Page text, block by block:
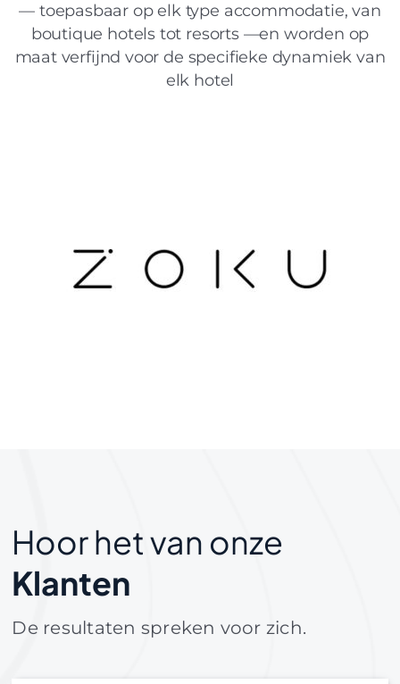
— toepasbaar op elk type accommodatie, van
boutique hotels tot resorts —en worden op
maat verfijnd voor de specifieke dynamiek van
elk hotel
Hoor het van onze
Klanten
De resultaten spreken voor zich.